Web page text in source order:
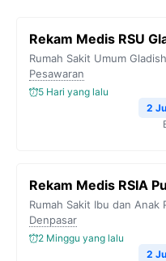
Rekam Medis RSU
Rumah Sakit Umum
Pesawaran
5 Hari yang lalu
2
Rekam Medis RSIA
Rumah Sakit Ibu dan Anak
Denpasar
2 Minggu yang lalu
2